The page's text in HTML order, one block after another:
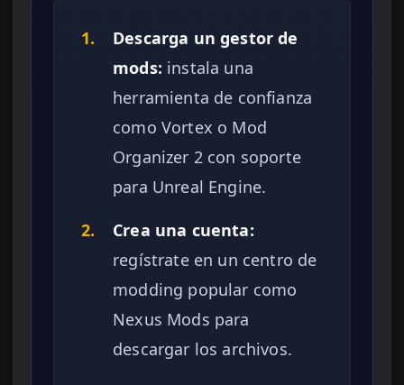
1.
Descarga un gestor de
mods: instala una
herramienta de confianza
como Vortex o Mod
Organizer 2 con soporte
para Unreal Engine.
2.
Crea una cuenta:
regístrate en un centro de
modding popular como
Nexus Mods para
descargar los archivos.